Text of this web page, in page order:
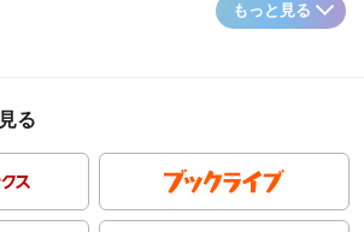
もっと見る
る